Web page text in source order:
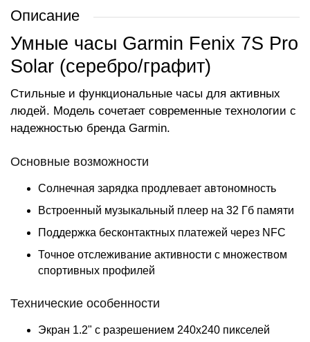
Описание
Умные часы Garmin Fenix 7S Pro
Solar (серебро/графит)
Стильные и функциональные часы для активных
людей. Модель сочетает современные технологии с
надежностью бренда Garmin.
Основные возможности
Солнечная зарядка продлевает автономность
Встроенный музыкальный плеер на 32 Гб памяти
Поддержка бесконтактных платежей через NFC
Точное отслеживание активности с множеством
спортивных профилей
Технические особенности
Экран 1.2" с разрешением 240x240 пикселей